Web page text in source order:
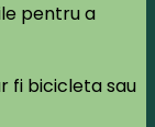
pentru a
fi bicicleta sau